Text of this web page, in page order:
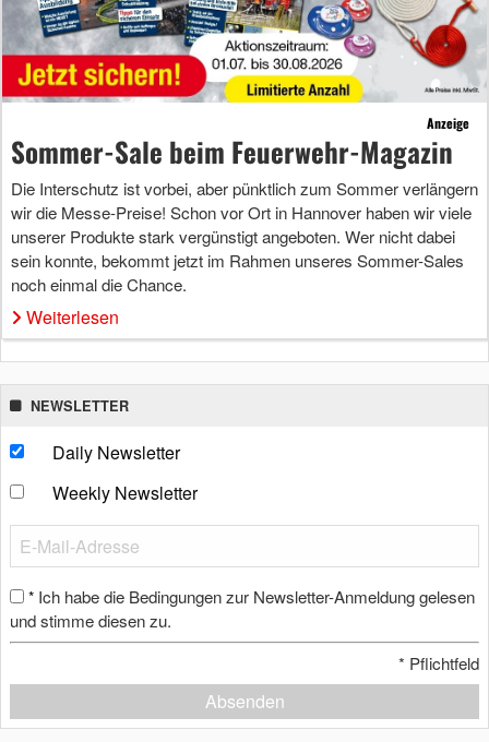
Anzeige
Sommer-Sale beim Feuerwehr-Magazin
Die Interschutz ist vorbei, aber pünktlich zum Sommer verlängern
wir die Messe-Preise! Schon vor Ort in Hannover haben wir viele
unserer Produkte stark vergünstigt angeboten. Wer nicht dabei
sein konnte, bekommt jetzt im Rahmen unseres Sommer-Sales
noch einmal die Chance.
Weiterlesen
NEWSLETTER
Daily Newsletter
Weekly Newsletter
* Ich habe die Bedingungen zur Newsletter-Anmeldung gelesen
und stimme diesen zu.
* Pflichtfeld
Absenden